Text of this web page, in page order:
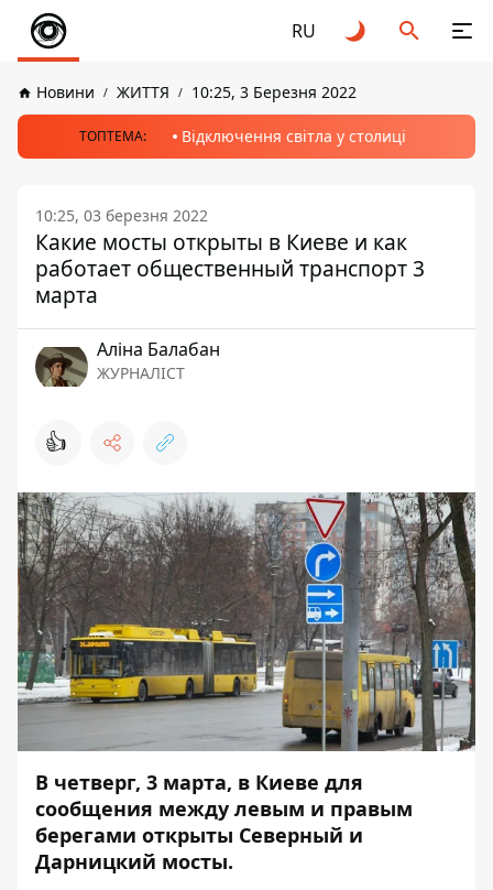
RU
Новини ЖИТТЯ 10:25, 3 Березня 2022
ТОПТЕМА: Відключення світла у столиці
10:25, 03 березня 2022
Какие мосты открыты в Киеве и как
работает общественный транспорт 3
марта
Аліна Балабан
ЖУРНАЛІСТ
👍
В четверг, 3 марта, в Киеве для
сообщения между левым и правым
берегами открыты Северный и
Дарницкий мосты.